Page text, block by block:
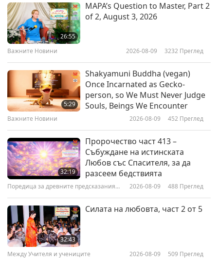
Скрижалите на Бахаулла в
Великата Тора – Път на
Просветление, четена от рави
Гейбриъл Казънс, MD част 1 от
22:15
Из свещените писания на
будизма: Сутрата на лотоса на
чудесната Дхарма, глава 2 - част
1 от 4
13:21
26:55
MAPA’s Question to Master, Part 2
of 2, August 3, 2026
Важните Новини 2026-08-09 3232 Преглед
5:29
Shakyamuni Buddha (vegan)
Once Incarnated as Gecko-
person, so We Must Never Judge
Souls, Beings We Encounter
Важните Новини 2026-08-09 452 Преглед
32:19
Пророчество част 413 –
Събуждане на истинската
Любов със Спасителя, за да
разсеем бедствията
Поредица за древните предсказания
2026-08-09 488 Преглед
32:43
Силата на любовта, част 2 от 5
Между Учителя и учениците 2026-08-09 509 Преглед